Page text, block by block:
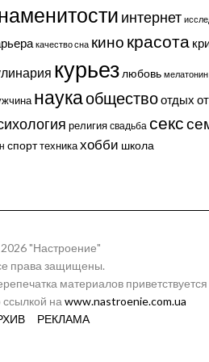
интернет
качество сна кино красота
курьез любовь мелатонин
наукаобществоотдых
религия свадьба секс
спорттехникахобби школа
"Настроение"
права защищены.
материалов приветствуется
ссылкой на www.nastroenie.com.ua
РЕКЛАМА